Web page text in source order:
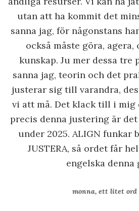
utan att ha kommit det
sanna jag, för någonstans
också måste göra, agera,
kunskap. Ju mer dessa tre
sanna jag, teorin och det
justerar sig till varandra,
vi att må. Det klack till i mig
precis denna justering är
under 2025. ALIGN funkar
JUSTERA, så ordet får
engelska denna
monna, ett litet ord